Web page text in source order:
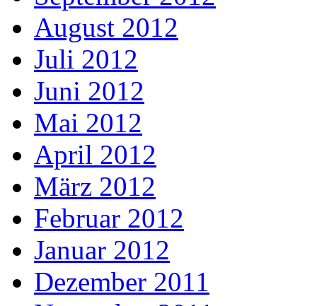
August 2012
Juli 2012
Juni 2012
Mai 2012
April 2012
März 2012
Februar 2012
Januar 2012
Dezember 2011